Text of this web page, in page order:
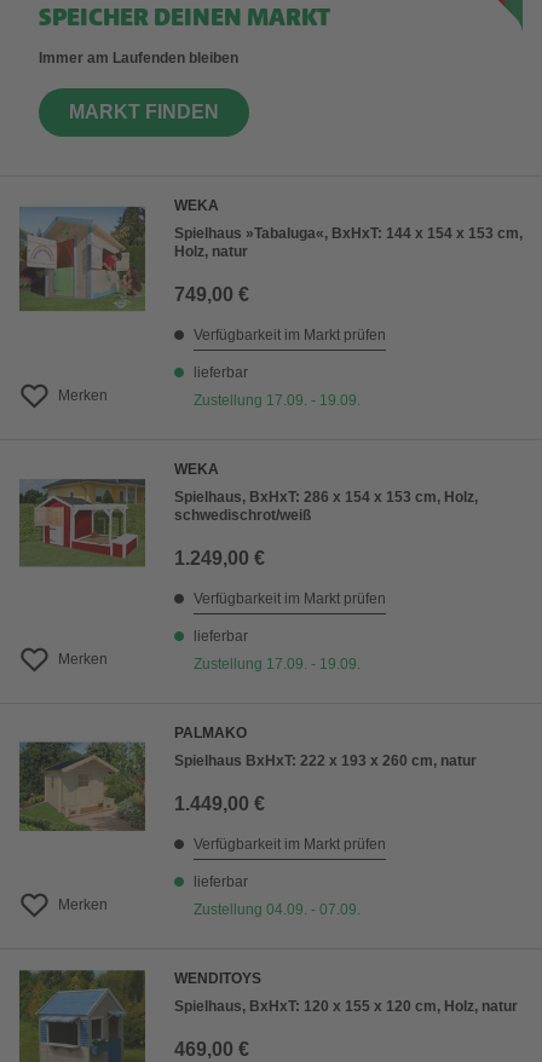
SPEICHER DEINEN MARKT
Immer am Laufenden bleiben
MARKT FINDEN
Merken
WEKA
Spielhaus »Tabaluga«, BxHxT: 144 x 154 x 153 cm,
Holz, natur
749,00 €
Verfügbarkeit im Markt prüfen
lieferbar
Zustellung 17.09. - 19.09.
Merken
WEKA
Spielhaus, BxHxT: 286 x 154 x 153 cm, Holz,
schwedischrot/weiß
1.249,00 €
Verfügbarkeit im Markt prüfen
lieferbar
Zustellung 17.09. - 19.09.
Merken
PALMAKO
Spielhaus BxHxT: 222 x 193 x 260 cm, natur
1.449,00 €
Verfügbarkeit im Markt prüfen
lieferbar
Zustellung 04.09. - 07.09.
WENDITOYS
Spielhaus, BxHxT: 120 x 155 x 120 cm, Holz, natur
469,00 €